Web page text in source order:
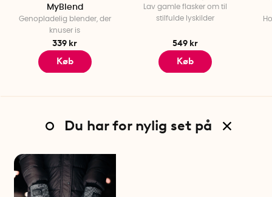
MyBlend
Genopladelig blender, der
knuser is
339 kr
Køb
Lav gamle flasker om til
stilfulde lyskilder
549 kr
Køb
Du har for nylig set på